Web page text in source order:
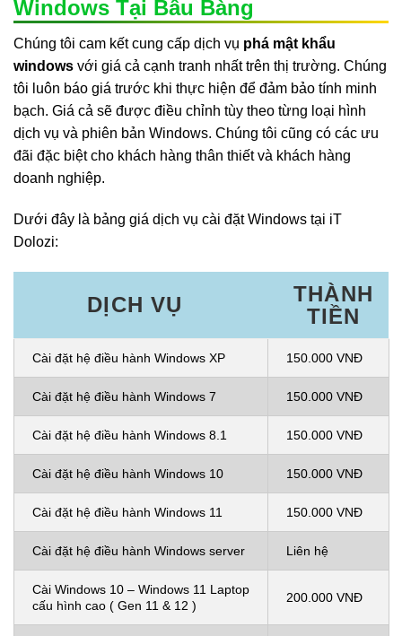
Windows Tại Bầu Bàng
Chúng tôi cam kết cung cấp dịch vụ phá mật khẩu
windows với giá cả cạnh tranh nhất trên thị trường. Chúng
tôi luôn báo giá trước khi thực hiện để đảm bảo tính minh
bạch. Giá cả sẽ được điều chỉnh tùy theo từng loại hình
dịch vụ và phiên bản Windows. Chúng tôi cũng có các ưu
đãi đặc biệt cho khách hàng thân thiết và khách hàng
doanh nghiệp.
Dưới đây là bảng giá dịch vụ cài đặt Windows tại iT
Dolozi:
DỊCH VỤ
THÀNH
TIỀN
Cài đặt hệ điều hành Windows XP 150.000 VNĐ
Cài đặt hệ điều hành Windows 7 150.000 VNĐ
Cài đặt hệ điều hành Windows 8.1 150.000 VNĐ
Cài đặt hệ điều hành Windows 10 150.000 VNĐ
Cài đặt hệ điều hành Windows 11 150.000 VNĐ
Cài đặt hệ điều hành Windows server Liên hệ
Cài Windows 10 – Windows 11 Laptop
cấu hình cao ( Gen 11 & 12 )
200.000 VNĐ